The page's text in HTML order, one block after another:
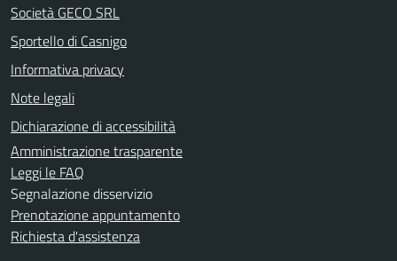
Società GECO SRL
Sportello di Casnigo
Informativa privacy
Note legali
Dichiarazione di accessibilità
Amministrazione trasparente
Leggi le FAQ
Segnalazione disservizio
Prenotazione appuntamento
Richiesta d'assistenza